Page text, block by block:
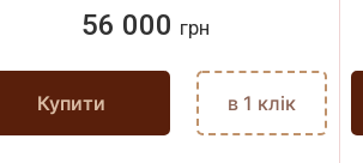
56 000 грн
Купити в 1 клік